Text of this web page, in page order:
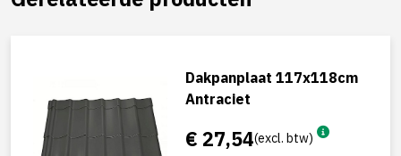
Dakpanplaat 117x118cm
Antraciet
€ 27,54(excl. btw)